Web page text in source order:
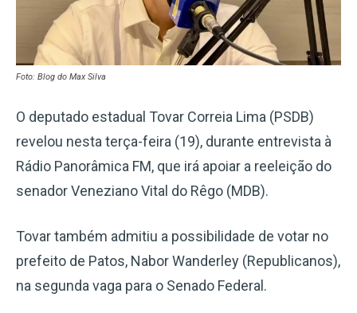
Foto: Blog do Max Silva
O deputado estadual Tovar Correia Lima (PSDB)
revelou nesta terça-feira (19), durante entrevista à
Rádio Panorâmica FM, que irá apoiar a reeleição do
senador Veneziano Vital do Rêgo (MDB).
Tovar também admitiu a possibilidade de votar no
prefeito de Patos, Nabor Wanderley (Republicanos),
na segunda vaga para o Senado Federal.